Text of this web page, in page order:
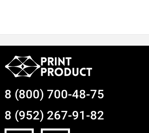
8 (800) 700-48-75
8 (952) 267-91-82